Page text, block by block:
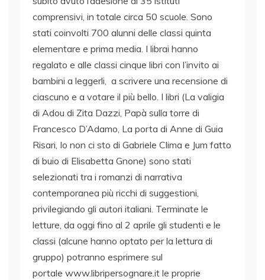
comprensivi, in totale circa 50 scuole. Sono
stati coinvolti 700 alunni delle classi quinta
elementare e prima media. I librai hanno
regalato e alle classi cinque libri con l’invito ai
bambini a leggerli, a scrivere una recensione di
ciascuno e a votare il più bello. I libri (La valigia
di Adou di Zita Dazzi, Papà sulla torre di
Francesco D’Adamo, La porta di Anne di Guia
Risari, Io non ci sto di Gabriele Clima e Jum fatto
di buio di Elisabetta Gnone) sono stati
selezionati tra i romanzi di narrativa
contemporanea più ricchi di suggestioni,
privilegiando gli autori italiani. Terminate le
letture, da oggi fino al 2 aprile gli studenti e le
classi (alcune hanno optato per la lettura di
gruppo) potranno esprimere sul
portale www.libripersognare.it le proprie